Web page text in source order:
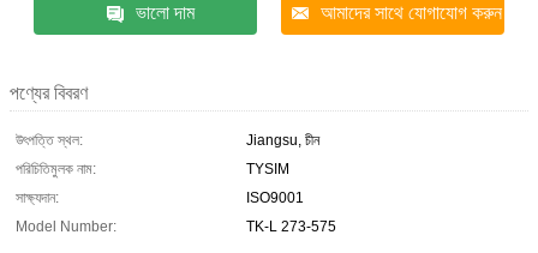
ভালো দাম আমাদের সাথে যোগাযোগ করুন
পণ্যের বিবরণ
উৎপত্তি স্থল:
Jiangsu, চীন
পরিচিতিমুলক নাম:
TYSIM
সাক্ষ্যদান:
ISO9001
Model Number:
TK-L 273-575